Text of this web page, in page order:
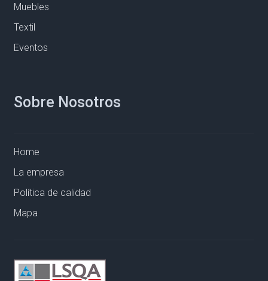
Muebles
Textil
Eventos
Sobre Nosotros
Home
La empresa
Política de calidad
Mapa